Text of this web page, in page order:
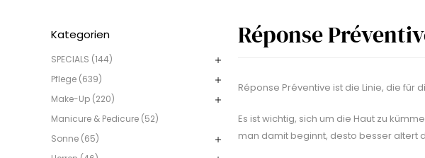
Kategorien
SPECIALS (144)
Pflege (639)
Make-Up (220)
Manicure & Pedicure (52)
Sonne (65)
Réponse
Réponse Préventive ist die Linie, die
Es ist wichtig, sich um die Haut zu
man damit beginnt, desto besser altert